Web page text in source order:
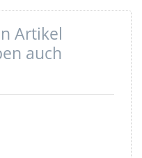
Artikel
auch